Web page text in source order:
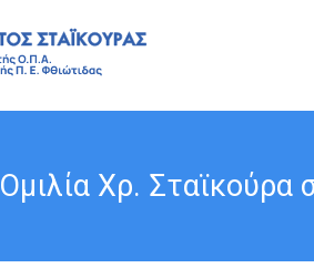
Ομιλία Χρ.